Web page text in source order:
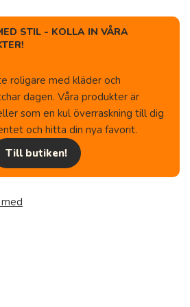
STIL - KOLLA IN VÅRA
roligare med kläder och
dagen. Våra produkter är
som en kul överraskning till dig
och hitta din nya favorit.
Till butiken!